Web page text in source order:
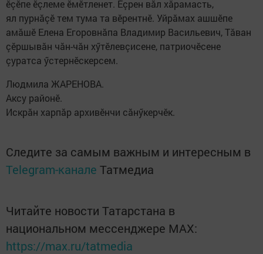
ӗçӗпе ӗçлеме ӗмӗтленет. Ӗçрен вăл хăрамасть,
ял пурнăçӗ тем тума та вӗрентнӗ. Уйрăмах ашшӗпе
амăшӗ Елена Егоровнăпа Владимир Васильевич, Тăван
çӗршывăн чăн-чăн хӳтӗлевçисене, патриочӗсене
çуратса ӳстернӗскерсем.
Людмила ЖАРЕНОВА.
Аксу районӗ.
Искрăн харпăр архивӗнчи сăнӳкерчӗк.
Следите за самым важным и интересным в
Telegram-канале Татмедиа
Читайте новости Татарстана в
национальном мессенджере MАХ:
https://max.ru/tatmedia